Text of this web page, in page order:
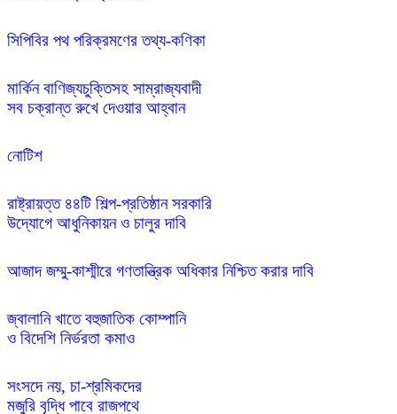
সিপিবির পথ পরিক্রমণের তথ্য-কণিকা
মার্কিন বাণিজ্যচুক্তিসহ সাম্রাজ্যবাদী
নোটিশ
রাষ্ট্রায়ত্ত ৪৪টি শিল্প-প্রতিষ্ঠান সরকারি
আজাদ জম্মু-কাশ্মীরে গণতান্ত্রিক অধিকার নিশ্চিত করার দাবি
জ্বালানি খাতে বহুজাতিক কোম্পানি
সংসদে নয়, চা-শ্রমিকদের